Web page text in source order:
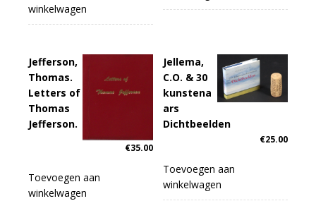
winkelwagen
Jefferson,
Thomas.
Letters of
Thomas
Jefferson.
€35.00
Toevoegen aan
winkelwagen
Jellema,
C.O. & 30
kunstena
ars
Dichtbeelden
€25.00
Toevoegen aan
winkelwagen